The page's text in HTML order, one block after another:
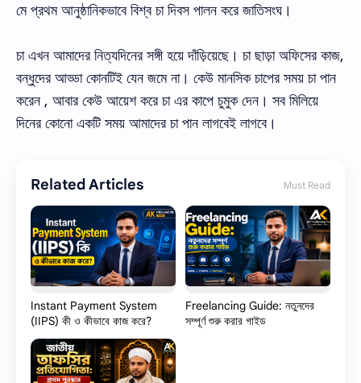
মে প্রথম আনুষ্ঠানিকভাবে বিশ্ব চা দিবস পালন করে জাতিসংঘ।
চা এখন আমাদের নিত্যদিনের সঙ্গী হয়ে দাঁড়িয়েছে। চা ছাড়া অফিসের কাজ,
বন্ধুদের আড্ডা কোনটিই যেন জমে না। কেউ মানসিক চাপের সময় চা পান
করেন , আবার কেউ আয়েশ করে চা এর কাপে চুমুক দেন। সব মিলিয়ে
দিনের কোনো একটি সময় আমাদের চা পান লাগবেই লাগবে।
Related Articles Must Read
Instant Payment System
(IIPS) কী ও কীভাবে কাজ করে?
Freelancing Guide: নতুনদের
সম্পূর্ণ শুরু করার গাইড